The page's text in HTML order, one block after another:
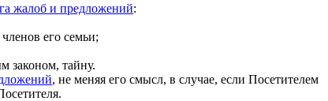
жалоб и предложений:
его семьи;
законом, тайну.
, не меняя его смысл, в случае, если Посетителем